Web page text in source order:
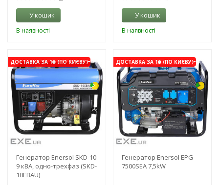
У кошик
В наявності
У кошик
В наявності
ДОСТАВКА ЗА 1₴ (ПО КИЄВУ)-3%
Генератор Enersol SKD-10
9 кВА, одно-трехфаз (SKD-
10EBAU)
ДОСТАВКА ЗА 1₴ (ПО КИЄВУ)-3%
Генератор Enersol EPG-
7500SEA 7,5kW